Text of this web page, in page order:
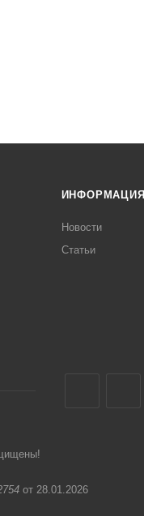
ИНФОРМАЦИЯ
Новости
Статьи
от 28.01.2026